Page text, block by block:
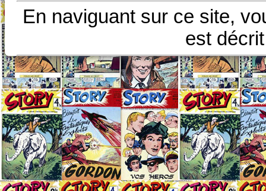
En naviguant sur ce site,
est